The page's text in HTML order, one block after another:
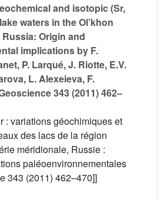
and isotopic (Sr,
waters in the Ol’khon
Origin and
implications by F.
P. Larqué, J. Riotte, E.V.
L. Alexeieva, F.
343 (2011) 462–
: variations géochimiques et
des lacs de la région
méridionale, Russie :
paléoenvironnementales
343 (2011) 462–470]]